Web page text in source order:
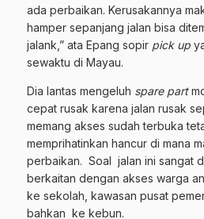
ada perbaikan. Kerusakannya
hamper sepanjang jalan bisa
jalank,” ata Epang sopir pick up
sewaktu di Mayau.
Dia lantas mengeluh spare part
cepat rusak karena jalan rusak
memang akses sudah terbuka
memprihatinkan hancur di mana
perbaikan. Soal jalan ini sangat
berkaitan dengan akses warga
ke sekolah, kawasan pusat
bahkan ke kebun.